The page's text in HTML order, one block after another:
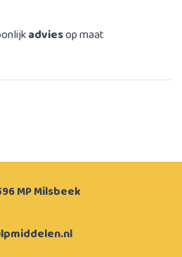
adviesop maat
MP Milsbeek